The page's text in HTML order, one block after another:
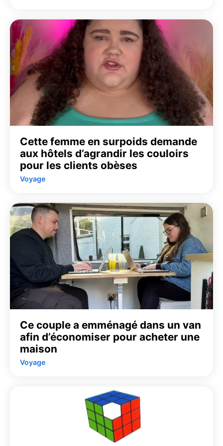
Cette femme en surpoids demande
aux hôtels d’agrandir les couloirs
pour les clients obèses
Voyage
Ce couple a emménagé dans un van
afin d’économiser pour acheter une
maison
Voyage